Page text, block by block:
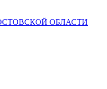
ОБЛАСТИ